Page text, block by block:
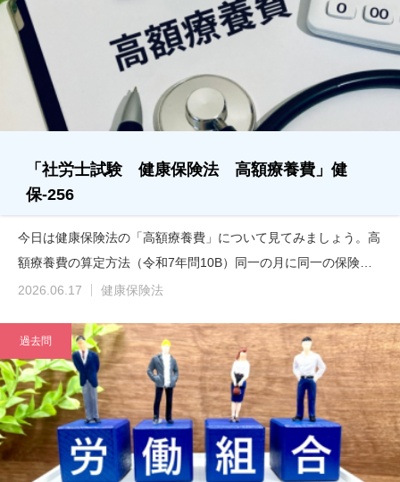
「社労士試験 健康保険法 高額療養費」健
保-256
今日は健康保険法の「高額療養費」について見てみましょう。高
額療養費の算定方法（令和7年問10B）同一の月に同一の保険…
2026.06.17
健康保険法
過去問